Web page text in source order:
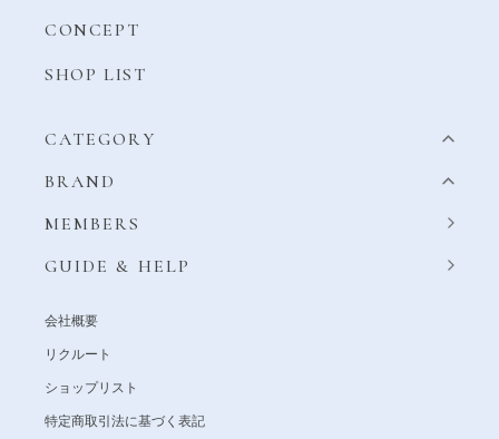
CONCEPT
SHOP LIST
CATEGORY
BRAND
MEMBERS
GUIDE & HELP
会社概要
リクルート
ショップリスト
特定商取引法に基づく表記